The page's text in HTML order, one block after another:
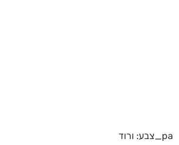
pa_צבע: ורוד